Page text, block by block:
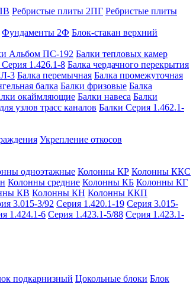
Ребристые плиты 2ПГ Ребристые плиты
Фундаменты 2Ф Блок-стакан верхний
Альбом ПС-192 Балки тепловых камер
1.426.1-8 Балка чердачного перекрытия
3 Балка перемычная Балка промежуточная
балка Балки фризовые Балка
окаймляющие Балки навеса Балки
узлов трасс каналов Балки Серия 1.462.1-
Укрепление откосов
одноэтажные Колонны КР Колонны ККС
Колонны средние Колонны КБ Колонны КГ
КВ Колонны КН Колонны ККП
3.015-3/92 Серия 1.420.1-19 Серия 3.015-
1.424.1-6 Серия 1.423.1-5/88 Серия 1.423.1-
подкарнизный Цокольные блоки Блок